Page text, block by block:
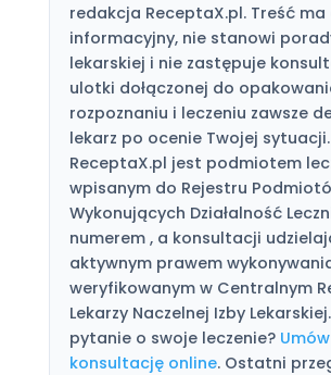
redakcja ReceptaX.pl. Treść
informacyjny, nie stanowi
lekarskiej i nie zastępuje
ulotki dołączonej do
rozpoznaniu i leczeniu zawsze
lekarz po ocenie Twojej sytuacji.
ReceptaX.pl jest podmiotem
wpisanym do Rejestru
Wykonujących Działalność
numerem , a konsultacji
aktywnym prawem
weryfikowanym w Centralnym
Lekarzy Naczelnej Izby
pytanie o swoje leczenie? Umów
konsultację online. Ostatni